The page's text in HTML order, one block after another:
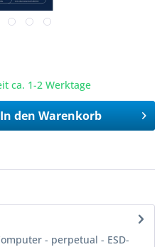
ca. 1-2 Werktage
In den Warenkorb
- perpetual - ESD-